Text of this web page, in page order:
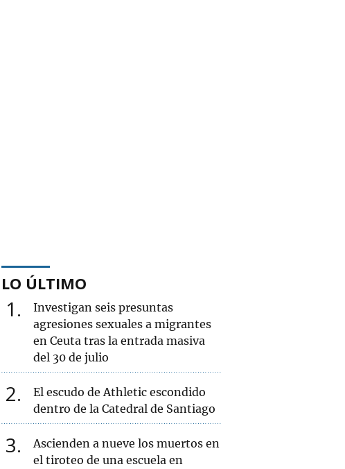
LO ÚLTIMO
1
Investigan seis presuntas
agresiones sexuales a migrantes
en Ceuta tras la entrada masiva
del 30 de julio
2
El escudo de Athletic escondido
dentro de la Catedral de Santiago
3
Ascienden a nueve los muertos en
el tiroteo de una escuela en